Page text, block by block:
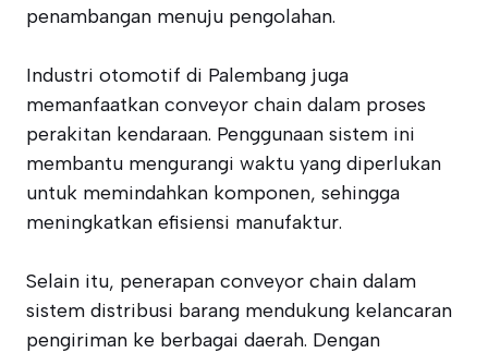
penambangan menuju pengolahan.
Industri otomotif di Palembang juga
memanfaatkan conveyor chain dalam proses
perakitan kendaraan. Penggunaan sistem ini
membantu mengurangi waktu yang diperlukan
untuk memindahkan komponen, sehingga
meningkatkan efisiensi manufaktur.
Selain itu, penerapan conveyor chain dalam
sistem distribusi barang mendukung kelancaran
pengiriman ke berbagai daerah. Dengan